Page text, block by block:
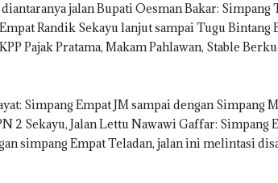
jalan Bupati Oesman Bakar: Simpang
Randik Sekayu lanjut sampai Tugu Bintang
Pajak Pratama, Makam Pahlawan, Stable
Simpang Empat JM sampai dengan Simpang
2 Sekayu, Jalan Lettu Nawawi Gaffar: Simpang
simpang Empat Teladan, jalan ini melintasi